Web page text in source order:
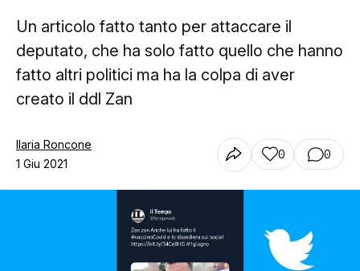
Chi siamo
Contatti
Un articolo fatto tanto per attaccare il
deputato, che ha solo fatto quello che hanno
fatto altri politici ma ha la colpa di aver
creato il ddl Zan
Ilaria Roncone
1 Giu 2021
0 0